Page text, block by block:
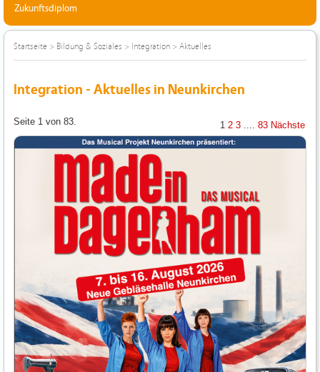
Zukunftsdiplom
Startseite > Bildung & Soziales > Integration > Aktuelles
Integration - Aktuelles in Neunkirchen
Seite 1 von 83. 1 2 3 83 Nächste